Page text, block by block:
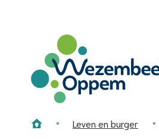
Wezembeek-
Oppem
Leven en burger